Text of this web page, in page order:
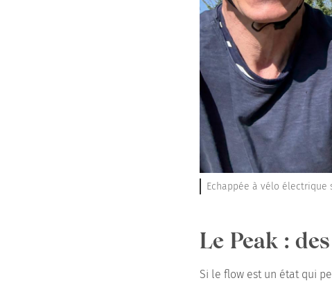
Echappée à vélo électrique
Le Peak :
Si le flow est un état qui